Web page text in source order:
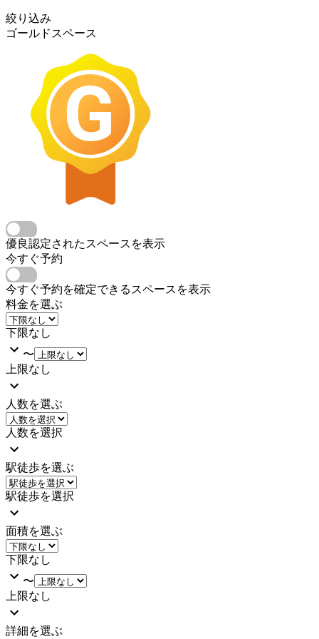
絞り込み
ゴールドスペース
優良認定されたスペースを表示
今すぐ予約
今すぐ予約を確定できるスペースを表示
料金を選ぶ
下限なし
〜
上限なし
人数を選ぶ
人数を選択
駅徒歩を選ぶ
駅徒歩を選択
面積を選ぶ
下限なし
〜
上限なし
詳細を選ぶ